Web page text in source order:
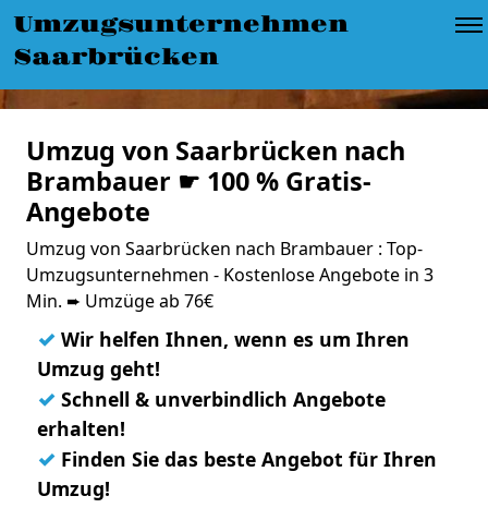
Umzugsunternehmen
Saarbrücken
Umzug von Saarbrücken nach
Brambauer ☛ 100 % Gratis-
Angebote
Umzug von Saarbrücken nach Brambauer : Top-
Umzugsunternehmen - Kostenlose Angebote in 3
Min. ➨ Umzüge ab 76€
✓ Wir helfen Ihnen, wenn es um Ihren
Umzug geht!
✓ Schnell & unverbindlich Angebote
erhalten!
✓ Finden Sie das beste Angebot für Ihren
Umzug!